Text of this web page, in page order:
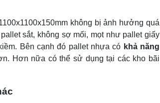
không bị ảnh hưởng quá
sắt, không sợ mối, mọt như pallet giấy
Bên cạnh đó pallet nhựa có khả năng
Hơn nữa có thể sử dụng tại các kho bãi